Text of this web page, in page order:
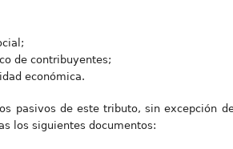
de contribuyentes;
económica.
pasivos de este tributo, sin excepción
los siguientes documentos: